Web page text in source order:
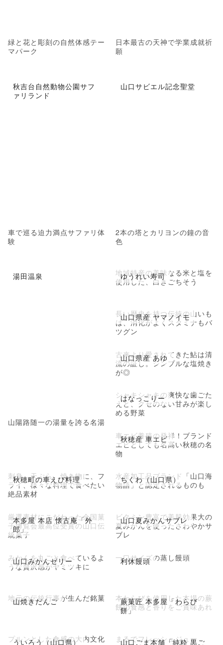
緑と花と彫刻の自然体感テー
マパーク
日本最古の天神で学業成就祈
願
秋吉台自然動物公園サフ
ァリランド
車で巡る迫力満点サファリ体
験
山口サビエル記念聖堂
2本の塔とカリヨンの鐘の音
色
湯田温泉
山陽路随一の湯量を誇る名湯
ゆうれい寿司
地域特産の美味なる米と塩を
使用した、白きごちそう
山口県産 ヤマノイモ
長い歴史を持つ伝統の山いも
は、消化がよくスタミナもバ
ツグン
山口県産 あゆ
古来より愛されてきた鮎は清
流の証し。シンプルな塩焼き
が◎
はなっこりー
シャキシャキの爽快な歯ごた
えと、クセのない甘みが楽し
める野菜
秋穂産 車エビ
車エビ養殖の発祥！ブランド
エビとしても名高い秋穂の名
物
秋穂町の車えび料理
刺身、天ぷら、焼き物に、フ
ライ、様々な料理で食べたい
絶品素材
ちくわ（山口県）
水産加工品ブランド「山口海
物語」と認定されるものも
本多屋 本店 懐古庵「外
郎」
厳選素材にこだわった全国菓
子博覧会最高位受賞の山口伝
統菓子
山口夏みかんサブレ
ビタミン豊富で美肌効果大の
夏みかんを使ったさわやかサ
ブレ
山口みかんゼリー
みかんを丸ごと食べているよ
うな贅沢感がヤミツキに
利休饅頭
一口サイズの蒸し饅頭
山焼きだんご
地元の伝統行事が生んだ銘菓
蕨菓匠 本多屋「わらび
餅」
本わらびを使用した本場の蕨
餅の食感と香りをご賞味あれ
ういろう（山口県）
プルンとした食感の大内文化
山口ごま本舗「純粋 黒ご
まるでフレッシュジュー